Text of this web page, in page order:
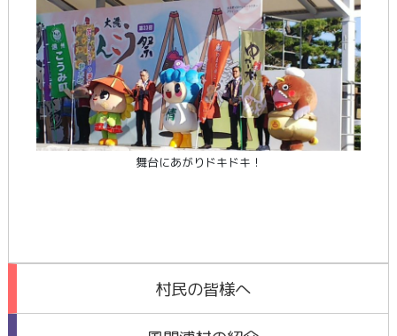
舞台にあがりドキドキ！
村民の皆様へ